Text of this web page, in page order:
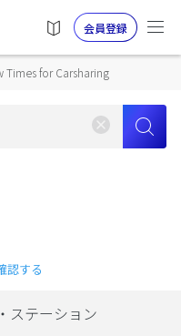
会員登録
Times for Carsharing
認する
ステーション